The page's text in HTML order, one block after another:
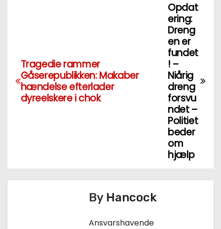
l
æ
a
Opdat
ering:
Dreng
en er
fundet
! –
Niårig
dreng
forsvu
ndet –
Politiet
beder
om
hjælp
Tragedie rammer
Gåserepublikken: Makaber
hændelse efterlader
dyreelskere i chok
By Hancock
Ansvarshavende